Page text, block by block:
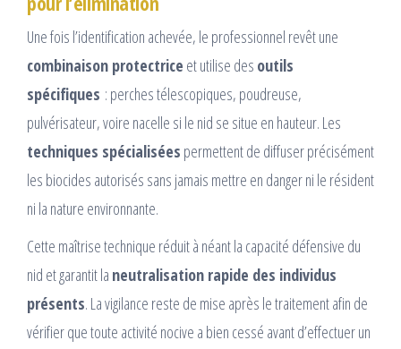
Une fois l’identification achevée, le professionnel revêt une
combinaison protectrice et utilise des outils
spécifiques : perches télescopiques, poudreuse,
pulvérisateur, voire nacelle si le nid se situe en hauteur. Les
techniques spécialisées permettent de diffuser précisément
les biocides autorisés sans jamais mettre en danger ni le résident
ni la nature environnante.
Cette maîtrise technique réduit à néant la capacité défensive du
nid et garantit la neutralisation rapide des individus
présents. La vigilance reste de mise après le traitement afin de
vérifier que toute activité nocive a bien cessé avant d’effectuer un